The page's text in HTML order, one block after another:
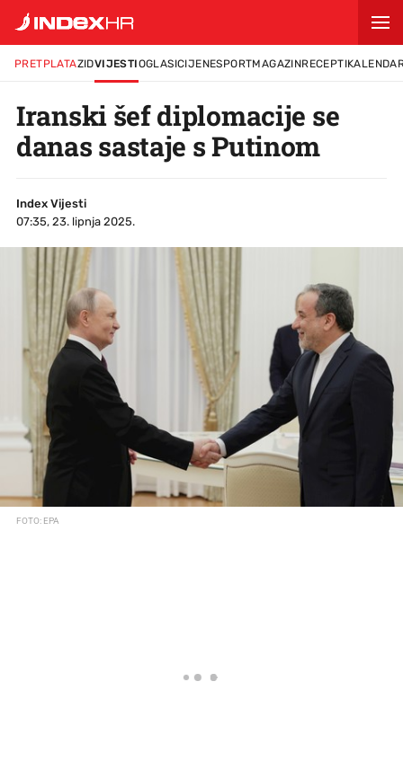
PRETPLATAZIDVIJESTIOGLASICIJENESPORTMAGAZINRECEPTI
Iranski šef diplomacije se
danas sastaje s Putinom
Index Vijesti
07:35, 23. lipnja 2025.
FOTO: EPA